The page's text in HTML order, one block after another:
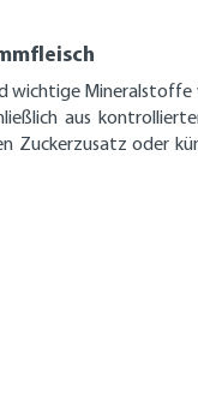
Mineralstoffe
aus
Zuckerzusatz oder